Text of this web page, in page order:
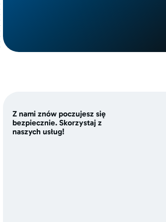
Z nami znów poczujesz się
bezpiecznie. Skorzystaj z
naszych usług!